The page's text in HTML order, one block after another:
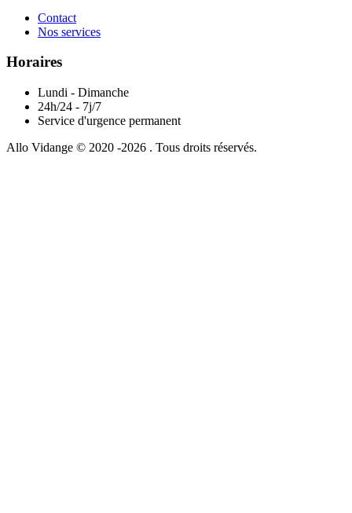
Contact
Nos services
Horaires
Lundi - Dimanche
24h/24 - 7j/7
Service d'urgence permanent
Allo Vidange © 2020 -2026 . Tous droits réservés.